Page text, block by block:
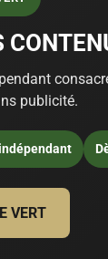
publicité.
VERT